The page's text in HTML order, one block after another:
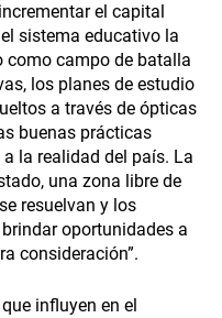
el capital
sistema educativo la
como campo de batalla
los planes de estudio
a través de ópticas
buenas prácticas
la realidad del país. La
una zona libre de
resuelvan y los
oportunidades a
consideración”.
influyen en el